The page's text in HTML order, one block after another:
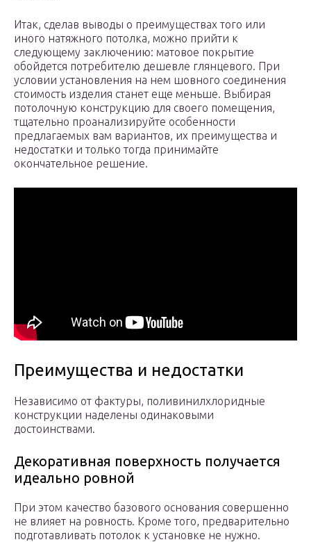
Итак, сделав выводы о преимуществах того или
иного натяжного потолка, можно прийти к
следующему заключению: матовое покрытие
обойдется потребителю дешевле глянцевого. При
условии установления на нем шовного соединения
стоимость изделия станет еще меньше. Выбирая
потолочную конструкцию для своего помещения,
тщательно проанализируйте особенности
предлагаемых вам вариантов, их преимущества и
недостатки и только тогда принимайте
окончательное решение.
Преимущества и недостатки
Независимо от фактуры, поливинилхлоридные
конструкции наделены одинаковыми
достоинствами.
Декоративная поверхность получается
идеально ровной
При этом качество базового основания совершенно
не влияет на ровность. Кроме того, предварительно
подготавливать потолок к установке не нужно.